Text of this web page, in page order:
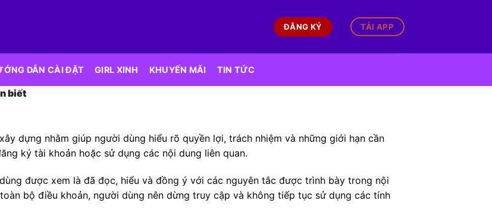
ĐĂNG KÝ TẢI APP
DẪN CÀI ĐẶT GIRL XINH KHUYẾN MÃI TIN TỨC
biết
dựng nhằm giúp người dùng hiểu rõ quyền lợi, trách nhiệm và những giới hạn cần
ký tài khoản hoặc sử dụng các nội dung liên quan.
được xem là đã đọc, hiểu và đồng ý với các nguyên tắc được trình bày trong nội
bộ điều khoản, người dùng nên dừng truy cập và không tiếp tục sử dụng các tính